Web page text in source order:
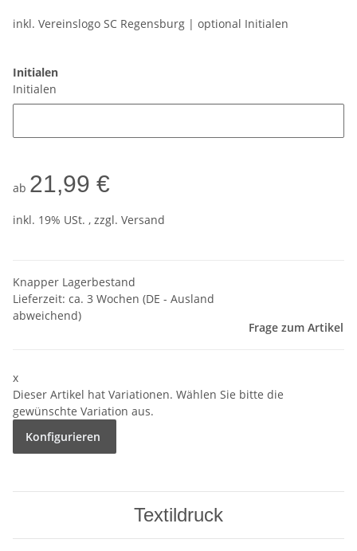
inkl. Vereinslogo SC Regensburg | optional Initialen
Initialen
Initialen
ab 21,99 €
inkl. 19% USt. , zzgl. Versand
Knapper Lagerbestand
Lieferzeit: ca. 3 Wochen (DE - Ausland
abweichend)
Frage zum Artikel
x
Dieser Artikel hat Variationen. Wählen Sie bitte die
gewünschte Variation aus.
Konfigurieren
Textildruck